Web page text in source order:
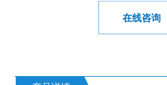
在线咨询